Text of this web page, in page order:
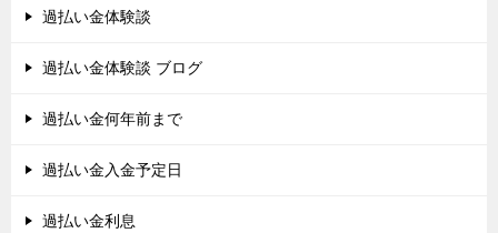
過払い金体験談
過払い金体験談 ブログ
過払い金何年前まで
過払い金入金予定日
過払い金利息